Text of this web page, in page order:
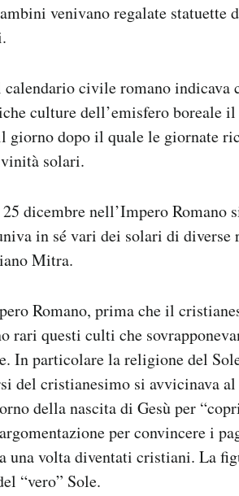
venivano regalate statuette
civile romano indicava
culture dell’emisfero boreale
giorno dopo il quale le giornate
solari.
dicembre nell’Impero Romano
in sé vari dei solari di
Mitra.
Romano, prima che il
rari questi culti che
In particolare la religione del
del cristianesimo si avvicinava
della nascita di Gesù per
per convincere i
una volta diventati cristiani. La
“vero” Sole.